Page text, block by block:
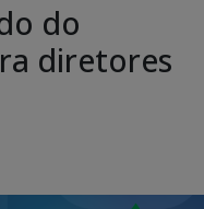
do
diretores